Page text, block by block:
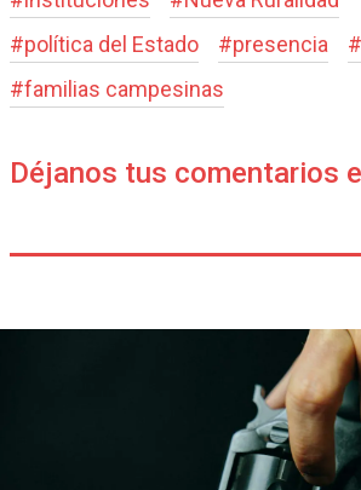
#política del Estado #presencia #
#familias campesinas
Déjanos tus comentarios